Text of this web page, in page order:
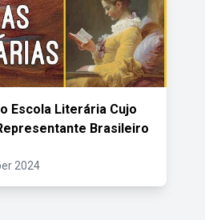
Escola Literária Cujo
Brasileiro
2024